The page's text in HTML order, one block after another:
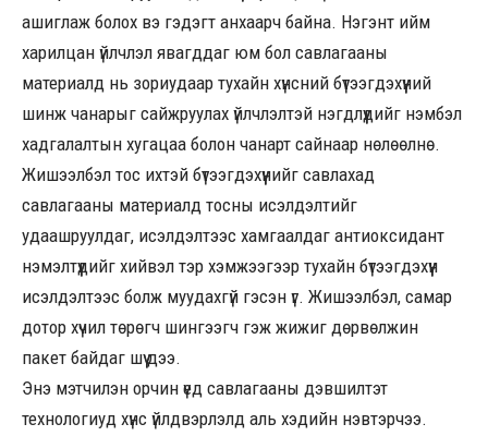
ашиглаж болох вэ гэдэгт анхаарч байна. Нэгэнт ийм
харилцан үйлчлэл явагддаг юм бол савлагааны
материалд нь зориудаар тухайн хүнсний бүтээгдэхүүний
шинж чанарыг сайжруулах үйлчлэлтэй нэгдлүүдийг нэмбэл
хадгалалтын хугацаа болон чанарт сайнаар нөлөөлнө.
Жишээлбэл тос ихтэй бүтээгдэхүүнийг савлахад
савлагааны материалд тосны исэлдэлтийг
удаашруулдаг, исэлдэлтээс хамгаалдаг антиоксидант
нэмэлтүүдийг хийвэл тэр хэмжээгээр тухайн бүтээгдэхүүн
исэлдэлтээс болж муудахгүй гэсэн үг. Жишээлбэл, самар
дотор хүчил төрөгч шингээгч гэж жижиг дөрвөлжин
пакет байдаг шүү дээ.
Энэ мэтчилэн орчин үед савлагааны дэвшилтэт
технологиуд хүнс үйлдвэрлэлд аль хэдийн нэвтэрчээ.